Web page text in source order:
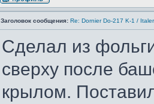
Заголовок сообщения: Re: Dornier Do-217 K-1 /
Сделал из
сверху после
крылом.